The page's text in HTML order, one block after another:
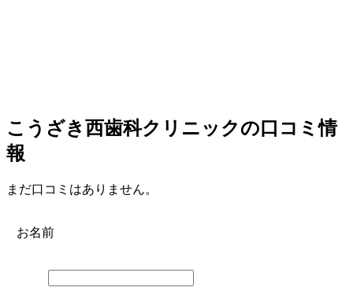
こうざき西歯科クリニックの口コミ情
報
まだ口コミはありません。
お名前